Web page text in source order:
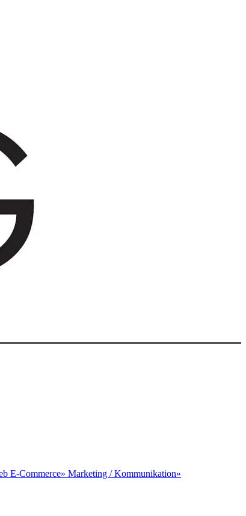
E-Commerce» Marketing / Kommunikation»